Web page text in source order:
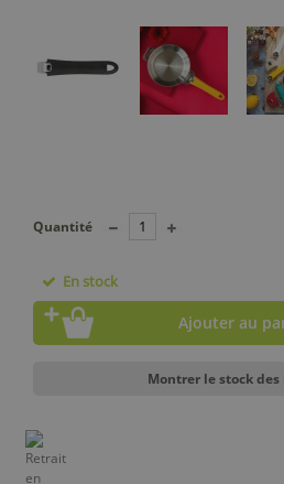
Quantité
En stock
Ajouter au
Montrer le stock des